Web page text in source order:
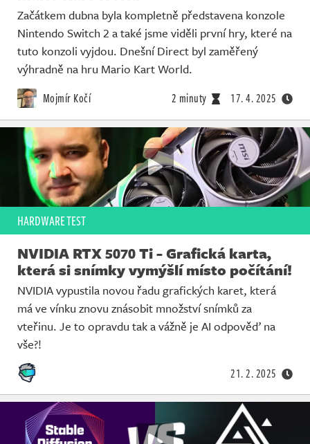
Začátkem dubna byla kompletně představena konzole
Nintendo Switch 2 a také jsme viděli první hry, které na
tuto konzoli vyjdou. Dnešní Direct byl zaměřený
výhradně na hru Mario Kart World.
Mojmír Kočí 2 minuty 17. 4. 2025
HARDWARE TEST
NVIDIA RTX 5070 Ti - Grafická karta,
která si snímky vymýšlí místo počítání!
NVIDIA vypustila novou řadu grafických karet, která
má ve vínku znovu znásobit množství snímků za
vteřinu. Je to opravdu tak a vážně je AI odpověď na
vše?!
21. 2. 2025